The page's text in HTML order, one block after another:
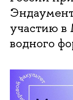
участию в
водного